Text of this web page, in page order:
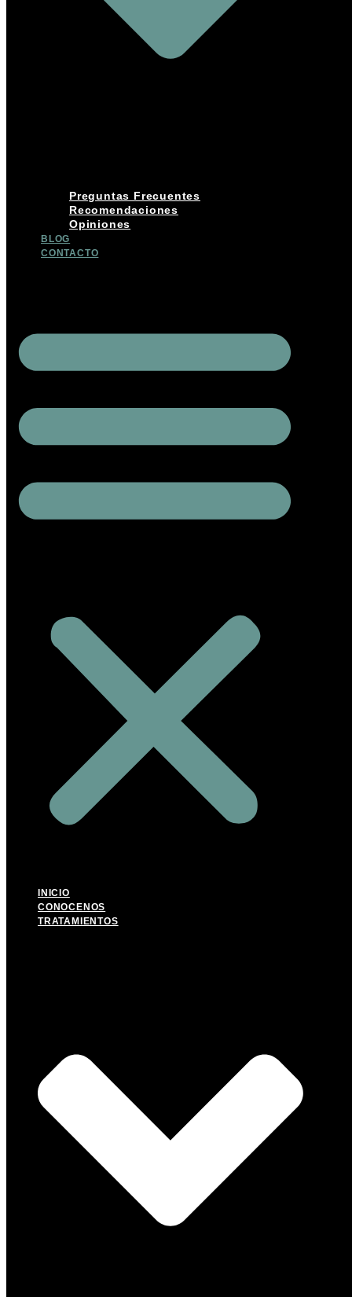
Preguntas Frecuentes
Recomendaciones
Opiniones
BLOG
CONTACTO
INICIO
CONOCENOS
TRATAMIENTOS